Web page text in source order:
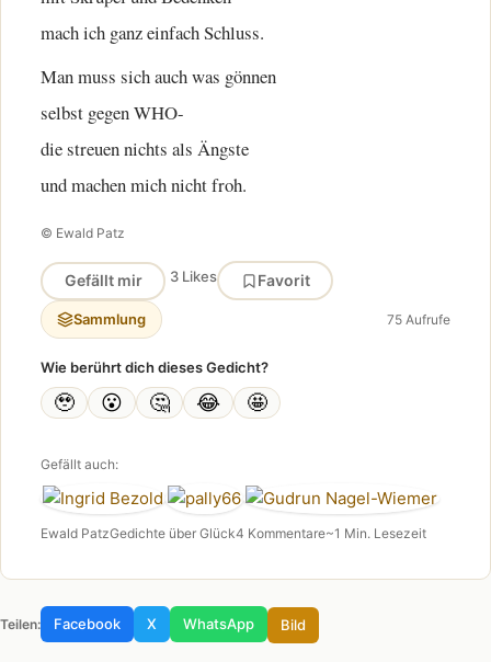
mach ich ganz einfach Schluss.
Man muss sich auch was gönnen
selbst gegen WHO-
die streuen nichts als Ängste
und machen mich nicht froh.
© Ewald Patz
Gefällt mir 3 Likes Favorit
Sammlung 75 Aufrufe
Wie berührt dich dieses Gedicht?
🥹 😮 🤔 😂 🤩
Gefällt auch:
Ewald PatzGedichte über Glück4 Kommentare~1 Min. Lesezeit
Teilen: Facebook X WhatsApp Bild